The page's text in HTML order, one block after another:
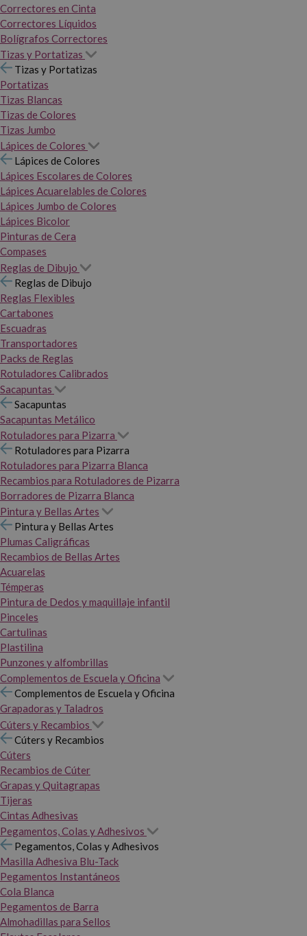
Correctores en Cinta
Correctores Líquidos
Bolígrafos Correctores
Tizas y Portatizas
Tizas y Portatizas
Portatizas
Tizas Blancas
Tizas de Colores
Tizas Jumbo
Lápices de Colores
Lápices de Colores
Lápices Escolares de Colores
Lápices Acuarelables de Colores
Lápices Jumbo de Colores
Lápices Bicolor
Pinturas de Cera
Compases
Reglas de Dibujo
Reglas de Dibujo
Reglas Flexibles
Cartabones
Escuadras
Transportadores
Packs de Reglas
Rotuladores Calibrados
Sacapuntas
Sacapuntas
Sacapuntas Metálico
Rotuladores para Pizarra
Rotuladores para Pizarra
Rotuladores para Pizarra Blanca
Recambios para Rotuladores de Pizarra
Borradores de Pizarra Blanca
Pintura y Bellas Artes
Pintura y Bellas Artes
Plumas Caligráficas
Recambios de Bellas Artes
Acuarelas
Témperas
Pintura de Dedos y maquillaje infantil
Pinceles
Cartulinas
Plastilina
Punzones y alfombrillas
Complementos de Escuela y Oficina
Complementos de Escuela y Oficina
Grapadoras y Taladros
Cúters y Recambios
Cúters y Recambios
Cúters
Recambios de Cúter
Grapas y Quitagrapas
Tijeras
Cintas Adhesivas
Pegamentos, Colas y Adhesivos
Pegamentos, Colas y Adhesivos
Masilla Adhesiva Blu-Tack
Pegamentos Instantáneos
Cola Blanca
Pegamentos de Barra
Almohadillas para Sellos